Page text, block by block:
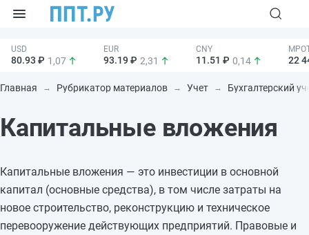
80.93 ₽ 1,07 93.19 ₽ 2,31 11.51 ₽ 0,14 22
Главная Рубрикатор материалов Учет Бухгалтерский
Капитальные вложения
Капитальные вложения — это инвестиции в основной
капитал (основные средства), в том числе затраты на
новое строительство, реконструкцию и техническое
перевооружение действующих предприятий. Правовые и